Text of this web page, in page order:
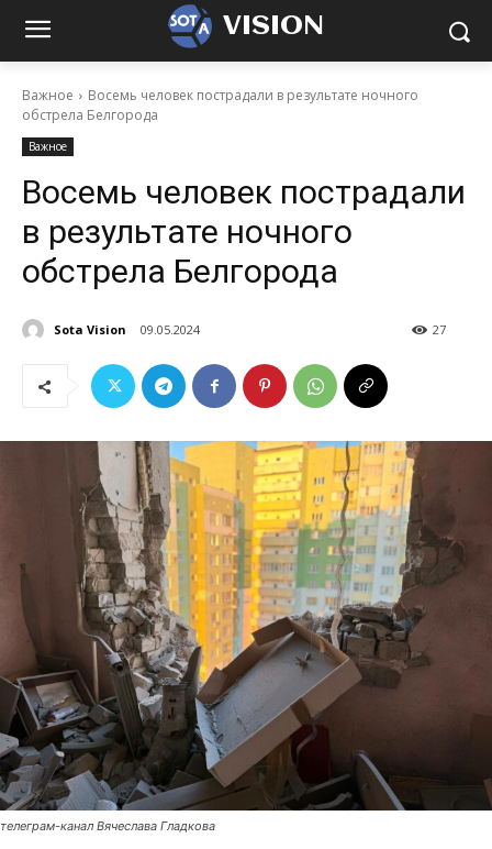
VISION
Важное
Восемь человек пострадали в результате ночного
обстрела Белгорода
Важное
Восемь человек пострадали
в результате ночного
обстрела Белгорода
Sota Vision 09.05.2024 27
телеграм-канал Вячеслава Гладкова